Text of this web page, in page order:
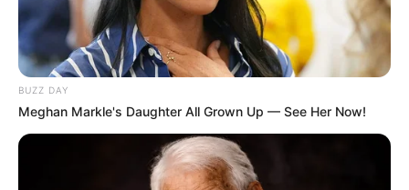
Langka Banget! 10 Pose Lucu
Katak yang Bikin Ketawa
Gemes
BUZZ DAY
Meghan Markle's Daughter All Grown Up — See Her Now!